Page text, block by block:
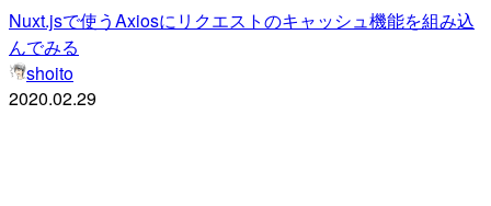
Nuxt.jsで使うAxiosにリクエストのキャッシュ機能を組み込
んでみる
shoito
2020.02.29